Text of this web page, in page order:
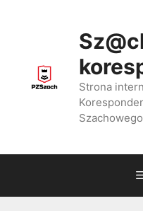
Strona
Szachowego